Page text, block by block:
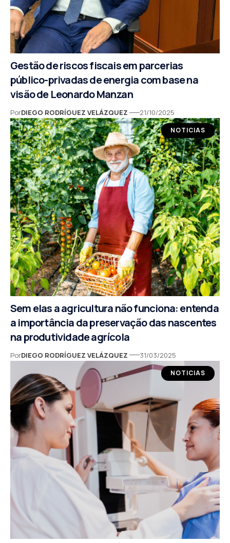
Gestão de riscos fiscais em parcerias
público-privadas de energia com base na
visão de Leonardo Manzan
PorDIEGO RODRÍGUEZ VELÁZQUEZ 21/10/2025
NOTICIAS
Sem elas a agricultura não funciona: entenda
a importância da preservação das nascentes
na produtividade agrícola
PorDIEGO RODRÍGUEZ VELÁZQUEZ 31/03/2025
NOTICIAS